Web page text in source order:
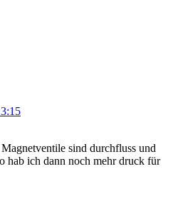
sind durchfluss und
hab ich dann noch mehr druck für